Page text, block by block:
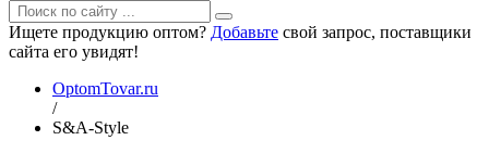
Ищете продукцию оптом? Добавьте свой запрос, поставщики
сайта его увидят!
OptomTovar.ru
/
S&A-Style